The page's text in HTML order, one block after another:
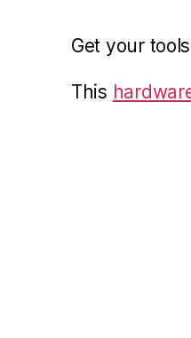
Get your
This